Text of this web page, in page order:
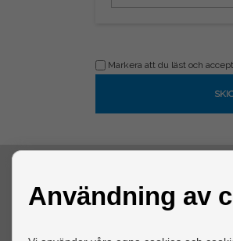
Markera att du läst och
KONTAKTA
Användning av